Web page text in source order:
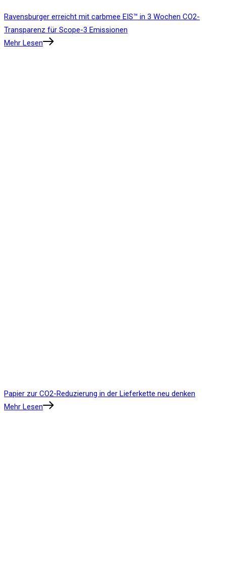
Ravensburger erreicht mit carbmee EIS™ in 3 Wochen CO2-
Transparenz für Scope-3 Emissionen
Mehr Lesen
Papier zur CO2-Reduzierung in der Lieferkette neu denken
Mehr Lesen